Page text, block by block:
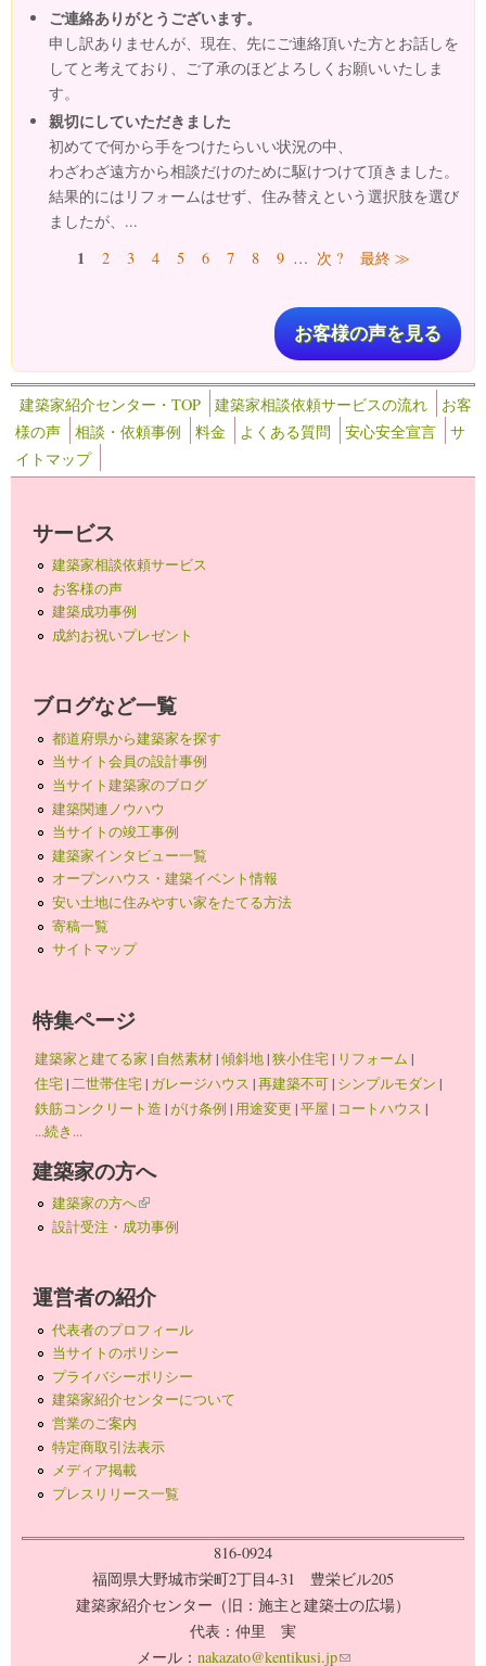
ご連絡ありがとうございます。
申し訳ありませんが、現在、先にご連絡頂いた方とお話しを
してと考えており、ご了承のほどよろしくお願いいたしま
す。
親切にしていただきました
初めてで何から手をつけたらいい状況の中、
わざわざ遠方から相談だけのために駆けつけて頂きました。
結果的にはリフォームはせず、住み替えという選択肢を選び
ましたが、...
ページ1 2 3 4 5 6 7 8 9 … 次 ? 最終 ≫
お客様の声を見る
建築家紹介センター・TOP 建築家相談依頼サービスの流れ
お客
様の声
相談・依頼事例 料金 よくある質問 安心安全宣言
サ
イトマップ
サービス
建築家相談依頼サービス
お客様の声
建築成功事例
成約お祝いプレゼント
ブログなど一覧
都道府県から建築家を探す
当サイト会員の設計事例
当サイト建築家のブログ
建築関連ノウハウ
当サイトの竣工事例
建築家インタビュー一覧
オープンハウス・建築イベント情報
安い土地に住みやすい家をたてる方法
寄稿一覧
サイトマップ
特集ページ
建築家と建てる家 | 自然素材|傾斜地|狭小住宅| リフォーム |
住宅| 二世帯住宅| ガレージハウス |再建築不可| シンプルモダン |
鉄筋コンクリート造 |がけ条例 | 用途変更 |平屋 | コートハウス |
...続き...
建築家の方へ
建築家の方へ(link is external)
設計受注・成功事例
運営者の紹介
代表者のプロフィール
当サイトのポリシー
プライバシーポリシー
建築家紹介センターについて
営業のご案内
特定商取引法表示
メディア掲載
プレスリリース一覧
816-0924
福岡県大野城市栄町2丁目4-31 豊栄ビル205
建築家紹介センター（旧：施主と建築士の広場）
代表：仲里 実
メール： nakazato@kentikusi.jp(link sends e-mail)